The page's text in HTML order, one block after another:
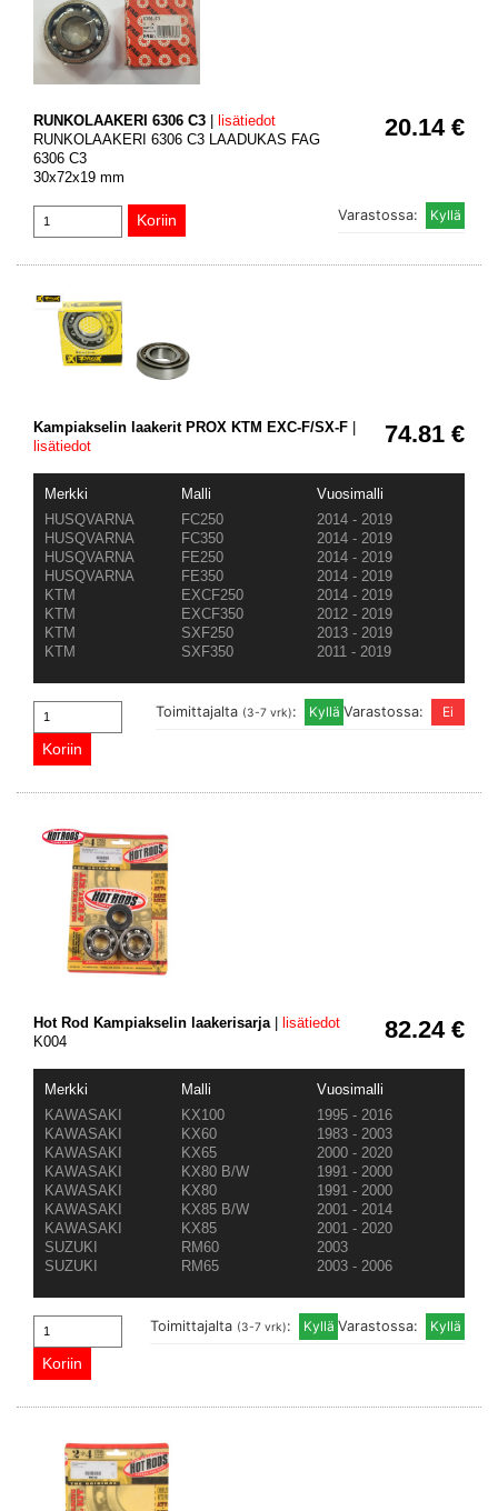
20.14 €
RUNKOLAAKERI 6306 C3
lisätiedot
RUNKOLAAKERI 6306 C3 LAADUKAS FAG
6306 C3
30x72x19 mm
Varastossa:
74.81 €
Kampiakselin laakerit PROX KTM EXC-F/SX-F |
lisätiedot
Merkki Malli
Vuosimalli
HUSQVARNA
FC250
2014 - 2019
HUSQVARNA
FC350
2014 - 2019
HUSQVARNA
FE250
2014 - 2019
HUSQVARNA
FE350
2014 - 2019
KTM
EXCF250
2014 - 2019
KTM
EXCF350
2012 - 2019
KTM
SXF250
2013 - 2019
KTM
SXF350 2011 - 2019
Varastossa:
Toimittajalta (3-7 vrk):
82.24 €
Hot Rod Kampiakselin laakerisarja | lisätiedot
K004
Merkki Malli
Vuosimalli
KAWASAKI
KX100
1995 - 2016
KAWASAKI
KX60
1983 - 2003
KAWASAKI
KX65
2000 - 2020
KAWASAKI
KX80 B/W
1991 - 2000
KAWASAKI
KX80
1991 - 2000
KAWASAKI
KX85 B/W
2001 - 2014
KAWASAKI
KX85
2001 - 2020
SUZUKI
RM60
2003
SUZUKI
RM65 2003 - 2006
Varastossa:
Toimittajalta (3-7 vrk):